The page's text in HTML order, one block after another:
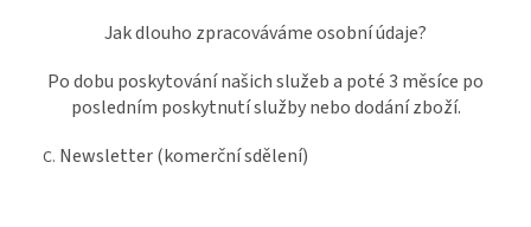
Jak dlouho zpracováváme osobní údaje?
Po dobu poskytování našich služeb a poté 3 měsíce po
posledním poskytnutí služby nebo dodání zboží.
Newsletter (komerční sdělení)